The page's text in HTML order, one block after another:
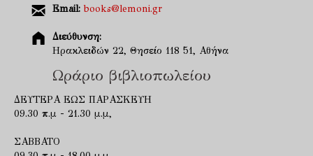
Email: books@lemoni.gr
Διεύθυνση:
Ηρακλειδών 22, Θησείο 118 51, Αθήνα
Ωράριο βιβλιοπωλείου
ΔΕΥΤΕΡΑ ΕΩΣ ΠΑΡΑΣΚΕΥΗ
09.30 π.μ - 21.30 μ.μ,
ΣΑΒΒΑΤΟ